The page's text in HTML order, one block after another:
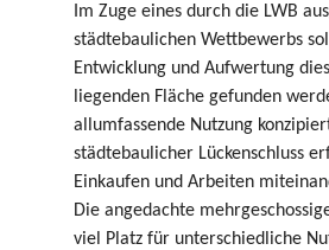
Im Zuge eines durch die LWB
städtebaulichen Wettbewerbs
Entwicklung und Aufwertung
liegenden Fläche gefunden
allumfassende Nutzung
städtebaulicher Lückenschluss
Einkaufen und Arbeiten
Die angedachte
viel Platz für unterschiedliche